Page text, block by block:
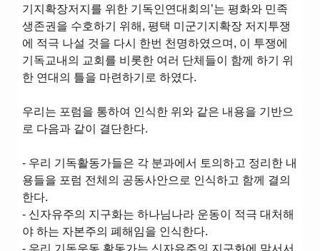
기지확장저지를 위한 기독인연대회의’는 평화와 민족
생존권을 수호하기 위해, 평택 미군기지확장 저지투쟁
에 적극 나설 것을 다시 한번 천명하였으며, 이 투쟁에
기독교내의 교회를 비롯한 여러 단체들이 함께 하기 위
한 연대의 틀을 마련하기로 하였다.
우리는 포럼을 통하여 인식한 위와 같은 내용을 기반으
로 다음과 같이 결단한다.
- 우리 기독활동가들은 각 분과에서 토의하고 정리한 내
용들을 포럼 전체의 공동사안으로 인식하고 함께 결의
한다.
- 신자유주의 지구화는 하나님나라 운동이 적극 대처해
야 하는 자본주의 폐해임을 인식한다.
- 우리 기독운동 활동가는 신자유주의 지구화에 맞서서